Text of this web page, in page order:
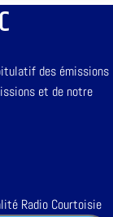
des émissions
et de notre
Radio Courtoisie